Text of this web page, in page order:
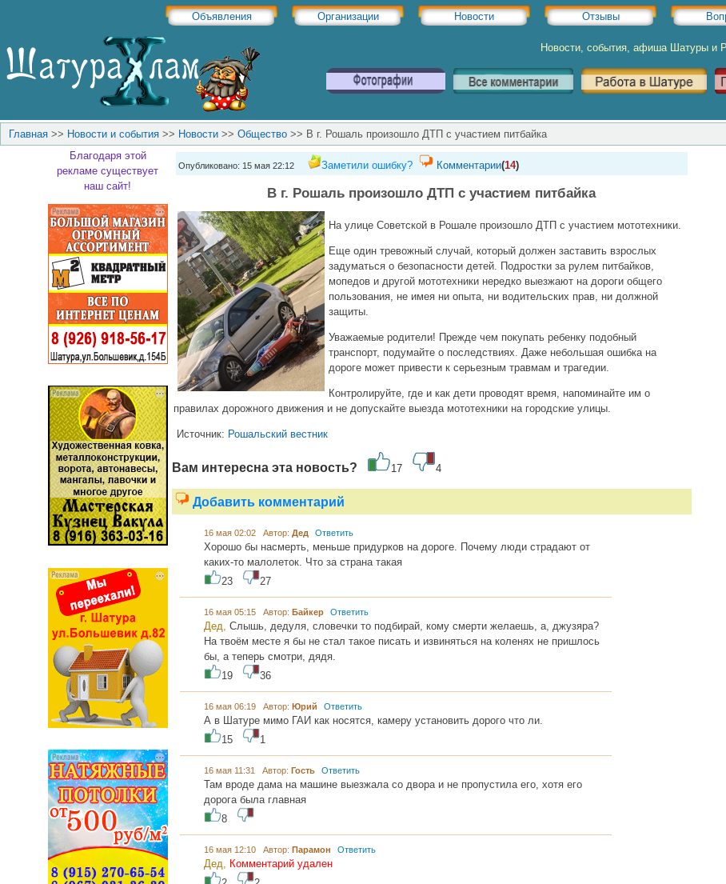
Объявления Организации Новости Отзывы
Новости, события, афиша Шатуры и
Главная >> Новости и события >> Новости >> Общество >> В г. Рошаль произошло ДТП с участием питбайка
Благодаря этой
рекламе существует
наш сайт!
Опубликовано: 15 мая 22:12 Заметили ошибку? Комментарии(14)
В г. Рошаль произошло ДТП с участием питбайка
На улице Советской в Рошале произошло ДТП с участием мототехники.
Еще один тревожный случай, который должен заставить взрослых
задуматься о безопасности детей. Подростки за рулем питбайков,
мопедов и другой мототехники нередко выезжают на дороги общего
пользования, не имея ни опыта, ни водительских прав, ни должной
защиты.
Уважаемые родители! Прежде чем покупать ребенку подобный
транспорт, подумайте о последствиях. Даже небольшая ошибка на
дороге может привести к серьезным травмам и трагедии.
Контролируйте, где и как дети проводят время, напоминайте им о
правилах дорожного движения и не допускайте выезда мототехники на городские улицы.
Источник: Рошальский вестник
Вам интересна эта новость? 17 4
Добавить комментарий
16 мая 02:02 Автор: Дед Ответить
Хорошо бы насмерть, меньше придурков на дороге. Почему люди страдают от
каких-то малолеток. Что за страна такая
23
27
16 мая 05:15 Автор: Байкер Ответить
Дед, Слышь, дедуля, словечки то подбирай, кому смерти желаешь, а, джузяра?
На твоём месте я бы не стал такое писать и извиняться на коленях не пришлось
бы, а теперь смотри, дядя.
19
36
16 мая 06:19 Автор: Юрий Ответить
А в Шатуре мимо ГАИ как носятся, камеру установить дорого что ли.
15
1
16 мая 11:31 Автор: Гость Ответить
Там вроде дама на машине выезжала со двора и не пропустила его, хотя его
дорога была главная
8
16 мая 12:10 Автор: Парамон Ответить
Дед, Комментарий удален